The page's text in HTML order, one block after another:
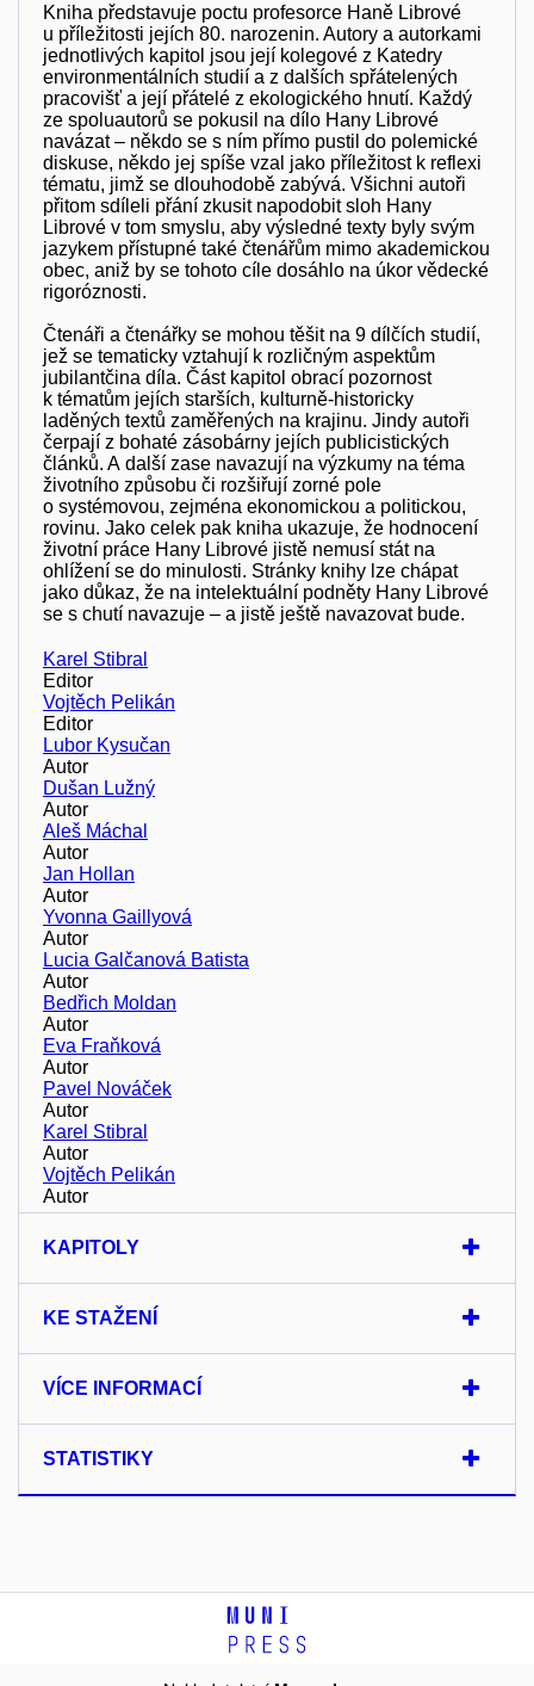
Kniha představuje poctu profesorce Haně Librové
u příležitosti jejích 80. narozenin. Autory a autorkami
jednotlivých kapitol jsou její kolegové z Katedry
environmentálních studií a z dalších spřátelených
pracovišť a její přátelé z ekologického hnutí. Každý
ze spoluautorů se pokusil na dílo Hany Librové
navázat – někdo se s ním přímo pustil do polemické
diskuse, někdo jej spíše vzal jako příležitost k reflexi
tématu, jimž se dlouhodobě zabývá. Všichni autoři
přitom sdíleli přání zkusit napodobit sloh Hany
Librové v tom smyslu, aby výsledné texty byly svým
jazykem přístupné také čtenářům mimo akademickou
obec, aniž by se tohoto cíle dosáhlo na úkor vědecké
rigoróznosti.
Čtenáři a čtenářky se mohou těšit na 9 dílčích studií,
jež se tematicky vztahují k rozličným aspektům
jubilantčina díla. Část kapitol obrací pozornost
k tématům jejích starších, kulturně-historicky
laděných textů zaměřených na krajinu. Jindy autoři
čerpají z bohaté zásobárny jejích publicistických
článků. A další zase navazují na výzkumy na téma
životního způsobu či rozšiřují zorné pole
o systémovou, zejména ekonomickou a politickou,
rovinu. Jako celek pak kniha ukazuje, že hodnocení
životní práce Hany Librové jistě nemusí stát na
ohlížení se do minulosti. Stránky knihy lze chápat
jako důkaz, že na intelektuální podněty Hany Librové
se s chutí navazuje – a jistě ještě navazovat bude.
Karel Stibral
Editor
Vojtěch Pelikán
Editor
Lubor Kysučan
Autor
Dušan Lužný
Autor
Aleš Máchal
Autor
Jan Hollan
Autor
Yvonna Gaillyová
Autor
Lucia Galčanová Batista
Autor
Bedřich Moldan
Autor
Eva Fraňková
Autor
Pavel Nováček
Autor
Karel Stibral
Autor
Vojtěch Pelikán
Autor
KAPITOLY
KE STAŽENÍ
VÍCE INFORMACÍ
STATISTIKY